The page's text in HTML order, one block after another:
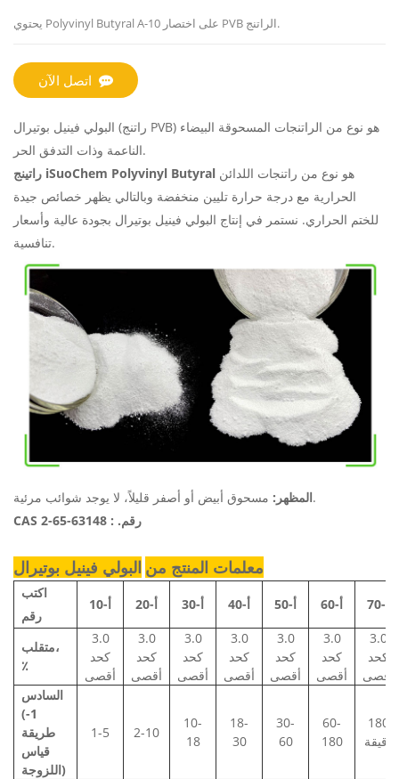
يحتوي Polyvinyl Butyral A-10 على اختصار PVB الراتنج.
اتصل الآن
البولي فينيل بوتيرال (راتنج PVB) هو نوع من الراتنجات المسحوقة البيضاء
الناعمة وذات التدفق الحر.
راتينج iSuoChem Polyvinyl Butyral
الحرارية مع درجة حرارة تليين منخفضة وبالتالي يظهر خصائص جيدة
للختم الحراري. نستمر في إنتاج البولي فينيل بوتيرال بجودة عالية وأسعار
تنافسية.
المظهر:مسحوق أبيض أو أصفر قليلاً، لا يوجد شوائب مرئية.
CAS رقم. : 63148-65-2
معلمات المنتج من البولي فينيل بوتيرال
اكتب
رقم
أ-10 أ-20 أ-30 أ-40 أ-50 أ-60 أ-70
متقلب،
٪
3.0
كحد
أقصى
3.0
كحد
أقصى
3.0
كحد
أقصى
3.0
كحد
أقصى
3.0
كحد
أقصى
3.0
كحد
أقصى
3.0
كحد
أقصى
السادس
(-1
طريقة
قياس
اللزوجة)
1-5 2-10
10-
18
18-
30
30-
60
60-
180
180
دقيقة